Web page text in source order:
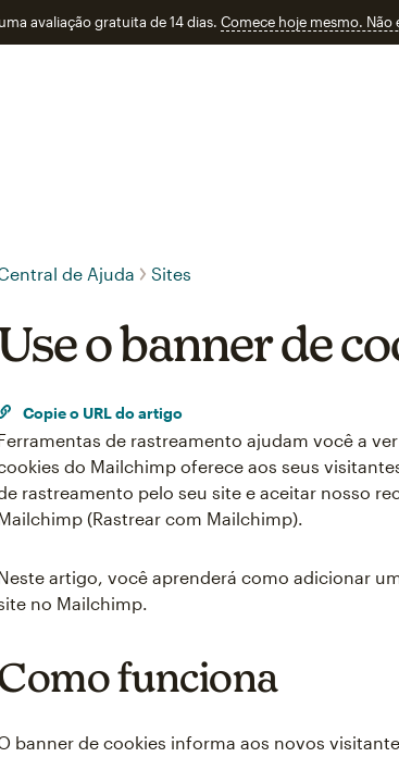
avaliação gratuita de 14 dias. Comece hoje mesmo.
de Ajuda Sites
o banner de
Copie o URL do artigo
de rastreamento ajudam você a
do Mailchimp oferece aos seus
rastreamento pelo seu site e aceitar nosso
(Rastrear com Mailchimp).
artigo, você aprenderá como adicionar
no Mailchimp.
funciona
banner de cookies informa aos novos